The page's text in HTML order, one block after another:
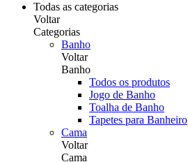
Todas as categorias
Voltar
Categorias
Banho
Voltar
Banho
Todos os produtos
Jogo de Banho
Toalha de Banho
Tapetes para Banheiro
Cama
Voltar
Cama